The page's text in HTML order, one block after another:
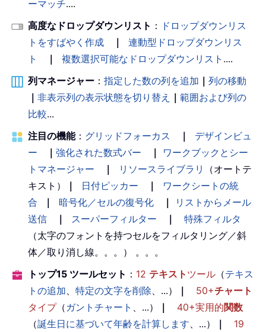
ーマッチ....
高度なドロップダウンリスト ： ドロップダウンリス
トをすばやく作成
｜
連動型ドロップダウンリス
ト
｜ 複数選択可能なドロップダウンリスト ....
列マネージャー ： 指定した数の列を追加 ｜ 列の移動
｜ 非表示列の表示状態を切り替え ｜ 範囲および列の
比較...
注目の機能： グリッドフォーカス ｜
デザインビュ
ー
｜ 強化された数式バー ｜
ワークブックとシー
トマネージャー
｜ リソースライブラリ
（オートテ
キスト）
｜ 日付ピッカー ｜
ワークシートの統
合
｜ 暗号化／セルの復号化 ｜
リストからメール
送信
｜ スーパーフィルター ｜
特殊フィルタ
（太字のフォントを持つセルをフィルタリング／斜
体／取り消し線。。。） 。。。
トップ15 ツールセット ： 12 テキスト ツール （テキス
トの追加、 特定の文字を削除、...） ｜ 50+チャート
タイプ（ ガントチャート 、...） ｜ 40+実用的関数
（誕生日に基づいて年齢を計算します、...） ｜
19